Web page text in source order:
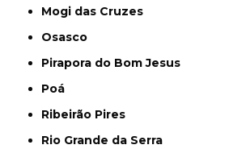
Mogi das Cruzes
Osasco
Pirapora do Bom Jesus
Poá
Ribeirão Pires
Rio Grande da Serra